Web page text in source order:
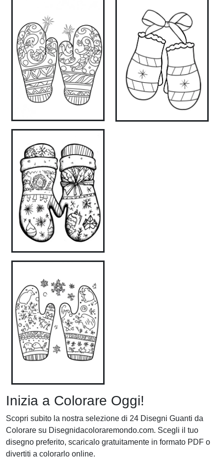
Inizia a Colorare Oggi!
Scopri subito la nostra selezione di 24 Disegni Guanti da
Colorare su Disegnidacoloraremondo.com. Scegli il tuo
disegno preferito, scaricalo gratuitamente in formato PDF o
divertiti a colorarlo online.